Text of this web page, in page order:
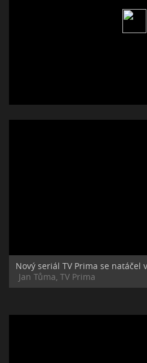
Nový seriál TV Prima se natáčel
Jan Tůma, TV Prima